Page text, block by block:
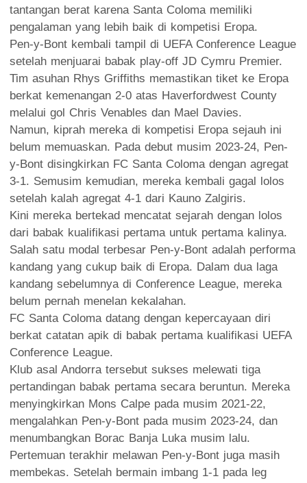
tantangan berat karena Santa Coloma memiliki
pengalaman yang lebih baik di kompetisi Eropa.
Pen-y-Bont kembali tampil di UEFA Conference League
setelah menjuarai babak play-off JD Cymru Premier.
Tim asuhan Rhys Griffiths memastikan tiket ke Eropa
berkat kemenangan 2-0 atas Haverfordwest County
melalui gol Chris Venables dan Mael Davies.
Namun, kiprah mereka di kompetisi Eropa sejauh ini
belum memuaskan. Pada debut musim 2023-24, Pen-
y-Bont disingkirkan FC Santa Coloma dengan agregat
3-1. Semusim kemudian, mereka kembali gagal lolos
setelah kalah agregat 4-1 dari Kauno Zalgiris.
Kini mereka bertekad mencatat sejarah dengan lolos
dari babak kualifikasi pertama untuk pertama kalinya.
Salah satu modal terbesar Pen-y-Bont adalah performa
kandang yang cukup baik di Eropa. Dalam dua laga
kandang sebelumnya di Conference League, mereka
belum pernah menelan kekalahan.
FC Santa Coloma datang dengan kepercayaan diri
berkat catatan apik di babak pertama kualifikasi UEFA
Conference League.
Klub asal Andorra tersebut sukses melewati tiga
pertandingan babak pertama secara beruntun. Mereka
menyingkirkan Mons Calpe pada musim 2021-22,
mengalahkan Pen-y-Bont pada musim 2023-24, dan
menumbangkan Borac Banja Luka musim lalu.
Pertemuan terakhir melawan Pen-y-Bont juga masih
membekas. Setelah bermain imbang 1-1 pada leg